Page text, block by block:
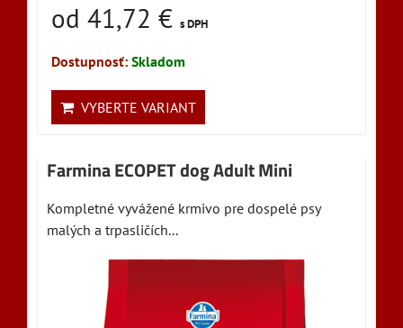
od 41,72 € s DPH
Dostupnosť: Skladom
VYBERTE VARIANT
Farmina ECOPET dog Adult Mini
Kompletné vyvážené krmivo pre dospelé psy
malých a trpasličích...